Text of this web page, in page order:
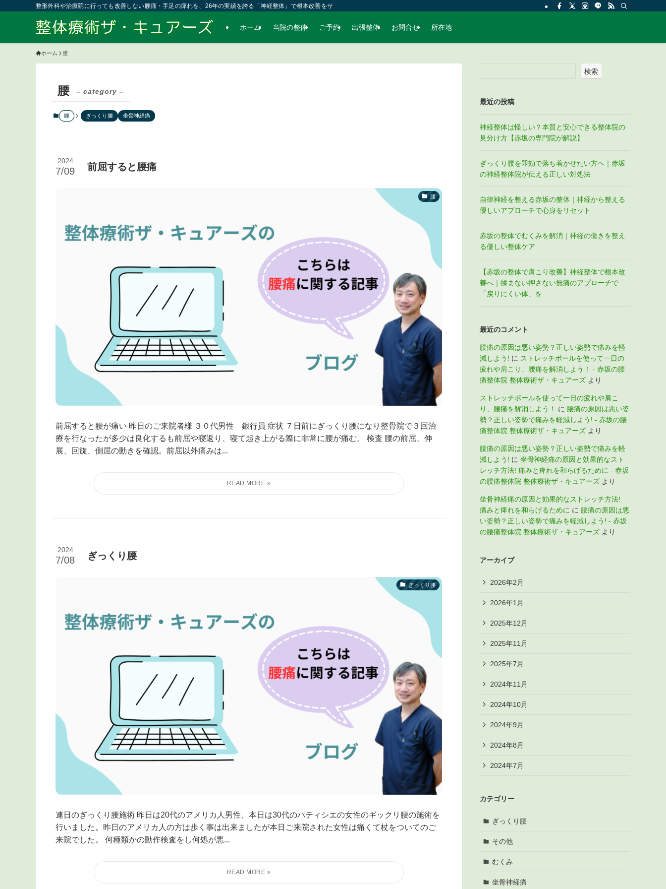
整形外科や治療院に行っても改善しない腰痛・手足の痺れを、26年の実績を誇る「神経整体」で根本改善をサポートします。ます
ホーム 当院の整体 ご予約 出張整体 お問合せ 所在地
ホーム 腰
腰 – category –
腰 ぎっくり腰 坐骨神経痛
前屈すると腰痛
2024
7/09
腰
前屈すると腰が痛い 昨日のご来院者様 ３０代男性 銀行員 症状 ７日前にぎっくり腰になり整骨院で３回治
療を行なったが多少は良化するも前屈や寝返り、寝て起き上がる際に非常に腰が痛む。 検査 腰の前屈、伸
展、回旋、側屈の動きを確認。前屈以外痛みは...
ぎっくり腰
2024
7/08
ぎっくり腰
連日のぎっくり腰施術 昨日は20代のアメリカ人男性、本日は30代のパティシエの女性のギックリ腰の施術を
行いました。昨日のアメリカ人の方は歩く事は出来ましたが本日ご来院された女性は痛くて杖をついてのご
来院でした。 何種類かの動作検査をし何処が悪...
検索
最近の投稿
神経整体は怪しい？本質と安心できる整体院の
見分け方【赤坂の専門院が解説】
ぎっくり腰を即効で落ち着かせたい方へ｜赤坂
の神経整体院が伝える正しい対処法
自律神経を整える赤坂の整体｜神経から整える
優しいアプローチで心身をリセット
赤坂の整体でむくみを解消｜神経の働きを整え
る優しい整体ケア
【赤坂の整体で肩こり改善】神経整体で根本改
善へ｜揉まない押さない無痛のアプローチで
「戻りにくい体」を
最近のコメント
腰痛の原因は悪い姿勢？正しい姿勢で痛みを軽
減しよう! に ストレッチポールを使って一日の
疲れや肩こり、腰痛を解消しよう！ - 赤坂の腰
痛整体院 整体療術ザ・キュアーズ より
ストレッチポールを使って一日の疲れや肩こ
り、腰痛を解消しよう！
に 腰痛の原因は悪い姿
勢？正しい姿勢で痛みを軽減しよう! - 赤坂の腰
痛整体院 整体療術ザ・キュアーズ より
腰痛の原因は悪い姿勢？正しい姿勢で痛みを軽
減しよう! に 坐骨神経痛の原因と効果的なスト
レッチ方法! 痛みと痺れを和らげるために - 赤坂
の腰痛整体院 整体療術ザ・キュアーズ より
坐骨神経痛の原因と効果的なストレッチ方法!
痛みと痺れを和らげるために に 腰痛の原因は悪
い姿勢？正しい姿勢で痛みを軽減しよう! - 赤坂
の腰痛整体院 整体療術ザ・キュアーズ より
アーカイブ
2026年2月
2026年1月
2025年12月
2025年11月
2025年7月
2024年11月
2024年10月
2024年9月
2024年8月
2024年7月
カテゴリー
ぎっくり腰
その他
むくみ
坐骨神経痛